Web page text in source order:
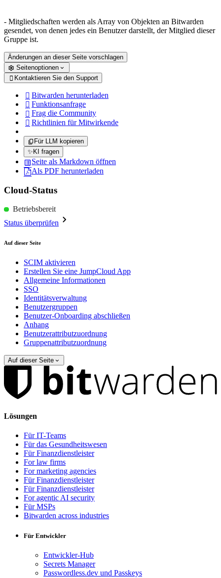
- Mitgliedschaften werden als Array von Objekten an Bitwarden
gesendet, von denen jedes ein Benutzer darstellt, der Mitglied dieser
Gruppe ist.
Änderungen an dieser Seite vorschlagen
Seitenoptionen
 Kontaktieren Sie den Support
 Bitwarden herunterladen
 Funktionsanfrage
 Frag die Community
 Richtlinien für Mitwirkende
Für LLM kopieren
✨ KI fragen
Seite als Markdown öffnen
Als PDF herunterladen
Cloud-Status
Betriebsbereit
Status überprüfen
Auf dieser Seite
SCIM aktivieren
Erstellen Sie eine JumpCloud App
Allgemeine Informationen
SSO
Identitätsverwaltung
Benutzergruppen
Benutzer-Onboarding abschließen
Anhang
Benutzerattributzuordnung
Gruppenattributzuordnung
Auf dieser Seite
Lösungen
Für IT-Teams
Für das Gesundheitswesen
Für Finanzdienstleister
For law firms
For marketing agencies
Für Finanzdienstleister
Für Finanzdienstleister
For agentic AI security
Für MSPs
Bitwarden across industries
Für Entwickler
Entwickler-Hub
Secrets Manager
Passwordless.dev und Passkeys